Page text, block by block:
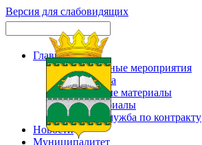
Версия для слабовидящих
Главная
Официальные мероприятия
Карта сайта
Актуальные материалы
Фотоматериалы
Военная служба по контракту
Новости
Муниципалитет